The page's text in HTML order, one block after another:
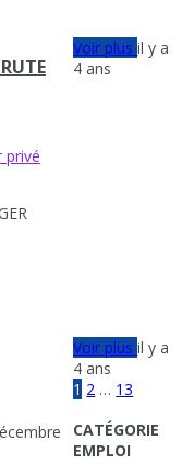
privé
Voir plusil y a
4 ans
Voir plusil y a
4 ans
1 2 … 13
CATÉGORIE
EMPLOI